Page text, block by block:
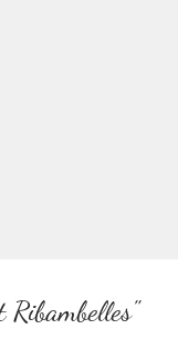
Ribambelles"